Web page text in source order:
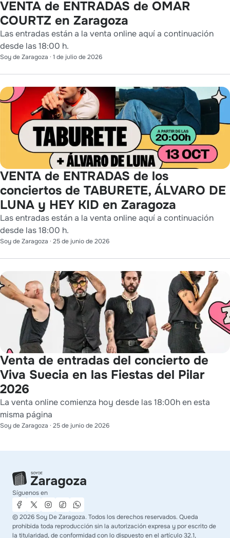
VENTA de ENTRADAS de OMAR
COURTZ en Zaragoza
Las entradas están a la venta online aquí a continuación
desde las 18:00 h.
Soy de Zaragoza · 1 de julio de 2026
VENTA de ENTRADAS de los
conciertos de TABURETE, ÁLVARO DE
LUNA y HEY KID en Zaragoza
Las entradas están a la venta online aquí a continuación
desde las 18:00 h.
Soy de Zaragoza · 25 de junio de 2026
Venta de entradas del concierto de
Viva Suecia en las Fiestas del Pilar
2026
La venta online comienza hoy desde las 18:00h en esta
misma página
Soy de Zaragoza · 25 de junio de 2026
Síguenos en
©2026 Soy De Zaragoza. Todos los derechos reservados. Queda
prohibida toda reproducción sin la autorización expresa y por escrito de
la titularidad, de conformidad con lo dispuesto en el artículo 32.1,